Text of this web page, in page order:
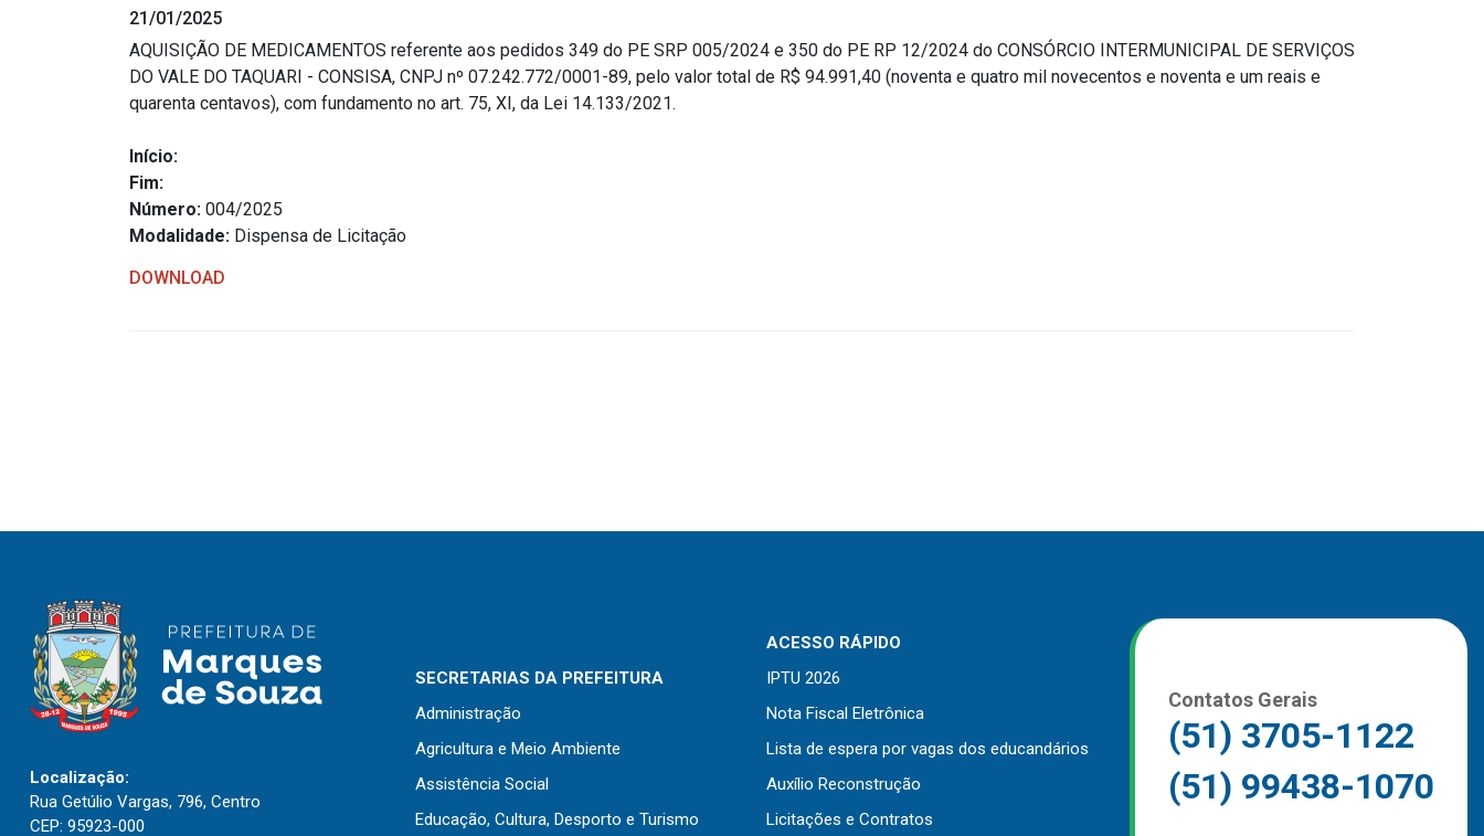
Transparência
Portal da Transparência
Radar da Transparência
Outros
21/01/2025
AQUISIÇÃO DE MEDICAMENTOS referente aos pedidos 349 do PE SRP 005/2024 e 350 do PE RP 12/2024 do CONSÓRCIO INTERMUNICIPAL DE SERVIÇOS
DO VALE DO TAQUARI - CONSISA, CNPJ nº 07.242.772/0001-89, pelo valor total de R$ 94.991,40 (noventa e quatro mil novecentos e noventa e um reais e
quarenta centavos), com fundamento no art. 75, XI, da Lei 14.133/2021.
Início:
Fim:
Número: 004/2025
Modalidade: Dispensa de Licitação
DOWNLOAD
Localização:
Rua Getúlio Vargas, 796, Centro
CEP: 95923-000
SECRETARIAS DA PREFEITURA
Administração
Agricultura e Meio Ambiente
Assistência Social
Educação, Cultura, Desporto e Turismo
ACESSO RÁPIDO
IPTU 2026
Nota Fiscal Eletrônica
Lista de espera por vagas dos educandários
Auxílio Reconstrução
Licitações e Contratos
Contatos Gerais
(51) 3705-1122
(51) 99438-1070